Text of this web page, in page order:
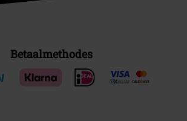
Betaalmethodes